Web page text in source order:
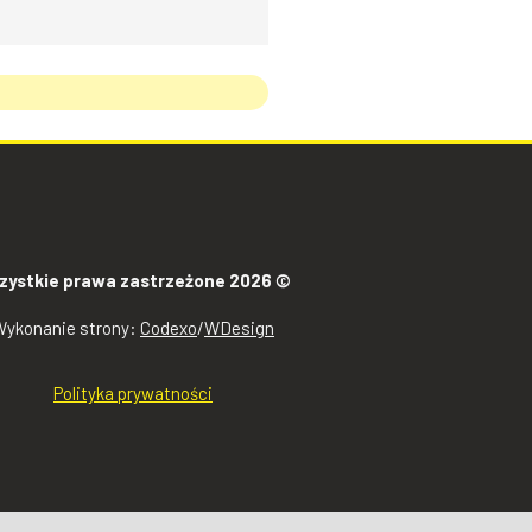
prawa zastrzeżone 2026 ©
strony: Codexo/WDesign
Polityka prywatności